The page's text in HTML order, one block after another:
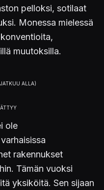
pelloksi, sotilaat
Monessa mielessä
muutoksilla.
ole
rakennukset
Tämän vuoksi
yksiköitä. Sen sijaan